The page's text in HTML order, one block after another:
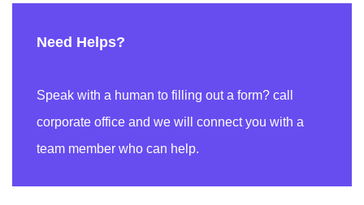
Need Helps?
Speak with a human to filling out a form? call
corporate office and we will connect you with a
team member who can help.